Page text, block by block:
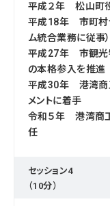
平成２年 松山町
平成18年 市町村
ム統合業務に従事
平成27年 市観光
の本格参入を推進
平成30年 港湾商工
メントに着手
令和５年 港湾商
任
セッション4
（10分）